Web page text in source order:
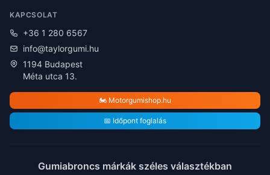
KAPCSOLAT
+36 1 280 6567
info@taylorgumi.hu
1194 Budapest
Méta utca 13.
🏍️ Motorgumishop.hu
📅 Időpont foglalás
Gumiabroncs márkák széles választékban